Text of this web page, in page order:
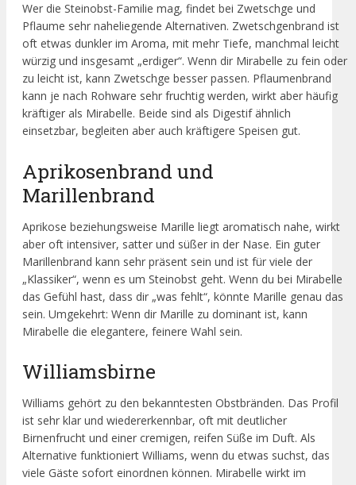
Wer die Steinobst-Familie mag, findet bei Zwetschge und
Pflaume sehr naheliegende Alternativen. Zwetschgenbrand ist
oft etwas dunkler im Aroma, mit mehr Tiefe, manchmal leicht
würzig und insgesamt „erdiger“. Wenn dir Mirabelle zu fein oder
zu leicht ist, kann Zwetschge besser passen. Pflaumenbrand
kann je nach Rohware sehr fruchtig werden, wirkt aber häufig
kräftiger als Mirabelle. Beide sind als Digestif ähnlich
einsetzbar, begleiten aber auch kräftigere Speisen gut.
Aprikosenbrand und
Marillenbrand
Aprikose beziehungsweise Marille liegt aromatisch nahe, wirkt
aber oft intensiver, satter und süßer in der Nase. Ein guter
Marillenbrand kann sehr präsent sein und ist für viele der
„Klassiker“, wenn es um Steinobst geht. Wenn du bei Mirabelle
das Gefühl hast, dass dir „was fehlt“, könnte Marille genau das
sein. Umgekehrt: Wenn dir Marille zu dominant ist, kann
Mirabelle die elegantere, feinere Wahl sein.
Williamsbirne
Williams gehört zu den bekanntesten Obstbränden. Das Profil
ist sehr klar und wiedererkennbar, oft mit deutlicher
Birnenfrucht und einer cremigen, reifen Süße im Duft. Als
Alternative funktioniert Williams, wenn du etwas suchst, das
viele Gäste sofort einordnen können. Mirabelle wirkt im